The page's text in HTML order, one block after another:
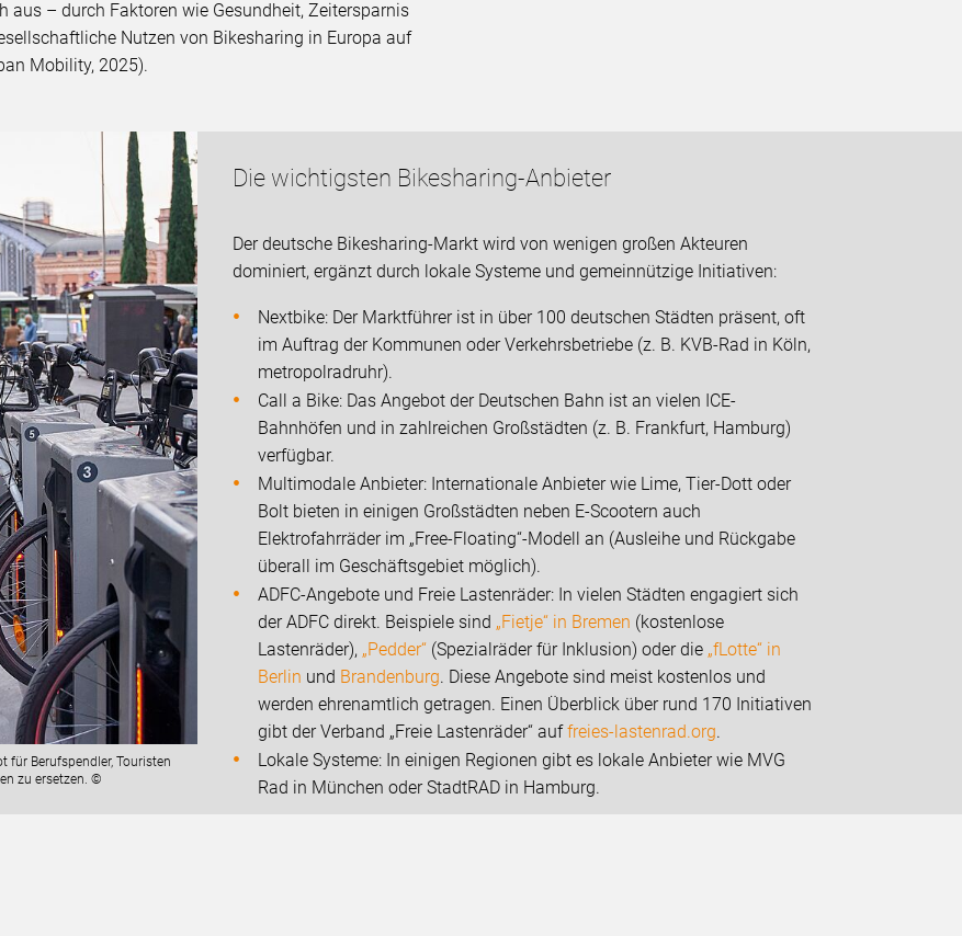
– durch Faktoren wie Gesundheit, Zeitersparnis
Nutzen von Bikesharing in Europa auf
Mobility, 2025).
für Berufspendler, Touristen
zu ersetzen. ©
Die wichtigsten Bikesharing-Anbieter
Der deutsche Bikesharing-Markt wird von wenigen großen Akteuren
dominiert, ergänzt durch lokale Systeme und gemeinnützige Initiativen:
Nextbike: Der Marktführer ist in über 100 deutschen Städten präsent, oft
im Auftrag der Kommunen oder Verkehrsbetriebe (z. B. KVB-Rad in Köln,
metropolradruhr).
Call a Bike: Das Angebot der Deutschen Bahn ist an vielen ICE-
Bahnhöfen und in zahlreichen Großstädten (z. B. Frankfurt, Hamburg)
verfügbar.
Multimodale Anbieter: Internationale Anbieter wie Lime, Tier-Dott oder
Bolt bieten in einigen Großstädten neben E-Scootern auch
Elektrofahrräder im „Free-Floating“-Modell an (Ausleihe und Rückgabe
überall im Geschäftsgebiet möglich).
ADFC-Angebote und Freie Lastenräder: In vielen Städten engagiert sich
der ADFC direkt. Beispiele sind „Fietje“ in Bremen (kostenlose
Lastenräder), „Pedder“(Spezialräder für Inklusion) oder die „fLotte“ in
Berlin und Brandenburg. Diese Angebote sind meist kostenlos und
werden ehrenamtlich getragen. Einen Überblick über rund 170 Initiativen
gibt der Verband „Freie Lastenräder“ auffreies-lastenrad.org.
Lokale Systeme: In einigen Regionen gibt es lokale Anbieter wie MVG
Rad in München oder StadtRAD in Hamburg.